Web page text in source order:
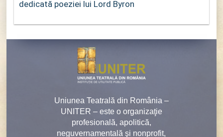
dedicată poeziei lui Lord Byron
Uniunea Teatrală din România –
UNITER – este o organizaţie
profesională, apolitică,
neguvernamentală şi nonprofit,